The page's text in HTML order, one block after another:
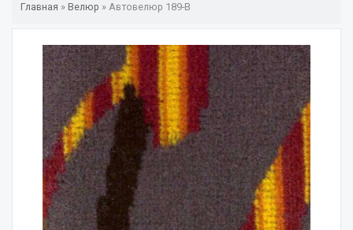
Главная » Велюр » Автовелюр 189-В